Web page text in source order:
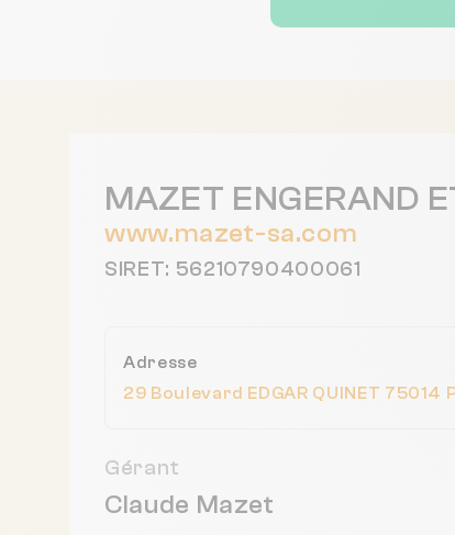
MAZET ENGERAND
www.mazet-sa.com
SIRET: 56210790400061
Adresse
29 Boulevard EDGAR QUINET 75014
Gérant
Claude Mazet